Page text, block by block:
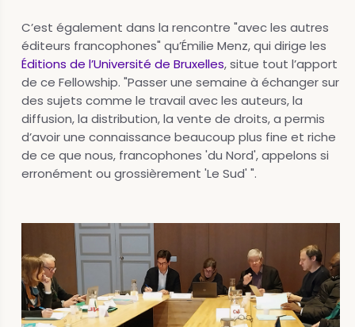
C’est également dans la rencontre "avec les autres
éditeurs francophones" qu’Émilie Menz, qui dirige les
Éditions de l’Université de Bruxelles, situe tout l’apport
de ce Fellowship. "Passer une semaine à échanger sur
des sujets comme le travail avec les auteurs, la
diffusion, la distribution, la vente de droits, a permis
d’avoir une connaissance beaucoup plus fine et riche
de ce que nous, francophones 'du Nord', appelons si
erronément ou grossièrement 'Le Sud' ".